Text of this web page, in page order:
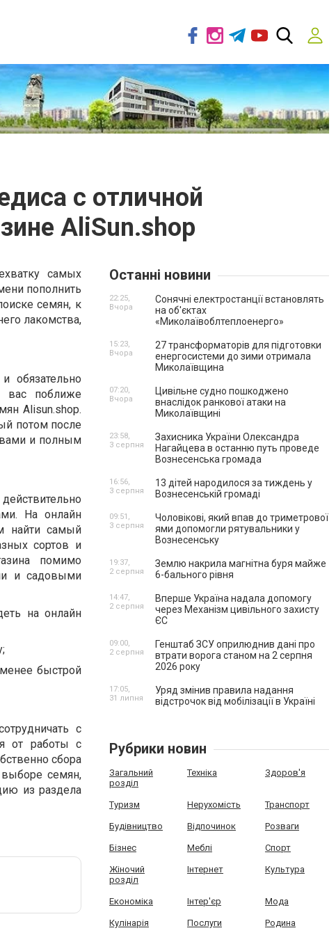
с отличной
AliSun.shop
самых
пополнить
семян, к
лакомства,
обязательно
вас поближе
Alisun.shop.
потом после
и полным
На онлайн
найти самый
сортов и
помимо
и садовыми
на онлайн
быстрой
с
от работы с
сбора
семян,
из раздела
Останні новини
Сонячні електростанції встановлять
на об'єктах
«Миколаївоблтеплоенерго»
22:25,
Вчора
27 трансформаторів для підготовки
енергосистеми до зими отримала
Миколаївщина
15:23,
Вчора
Цивільне судно пошкоджено
внаслідок ранкової атаки на
Миколаївщині
07:20,
Вчора
Захисника України Олександра
Нагайцева в останню путь проведе
Вознесенська громада
23:58,
3 серпня
13 дітей народилося за тиждень у
Вознесенській громаді
16:56,
3 серпня
Чоловікові, який впав до триметрової
ями допомогли рятувальники у
Вознесенську
09:51,
3 серпня
Землю накрила магнітна буря майже
6-бального рівня
19:37,
2 серпня
Вперше Україна надала допомогу
через Механізм цивільного захисту
ЄС
14:47,
2 серпня
Генштаб ЗСУ оприлюднив дані про
втрати ворога станом на 2 серпня
2026 року
09:00,
2 серпня
Уряд змінив правила надання
відстрочок від мобілізації в Україні
17:05,
31 липня
Рубрики новин
Загальний
розділ
Техніка Здоров'я
Туризм Нерухомість Транспорт
Будівництво Відпочинок Розваги
Бізнес Меблі Спорт
Жіночий
розділ
Інтернет Культура
Економіка Інтер'єр Мода
Кулінарія Послуги Родина